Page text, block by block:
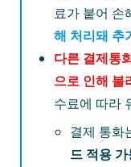
료가 붙어 손
해 처리돼 추
다른 결제통
으로 인해 불
수료에 따라
결제 통화
드 적용